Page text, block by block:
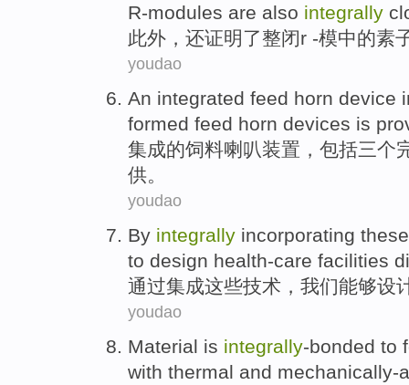
R-modules are also integrally
此外 ， 还证明了整闭r -模中的素
youdao
An integrated feed horn device
formed feed horn devices is
集成的饲料喇叭装置 ， 包括三个
供。
youdao
By integrally incorporating these
to design health-care facilities
通过集成这些技术 ， 我们能够设
youdao
Material is integrally-bonded to
with thermal and mechanically-